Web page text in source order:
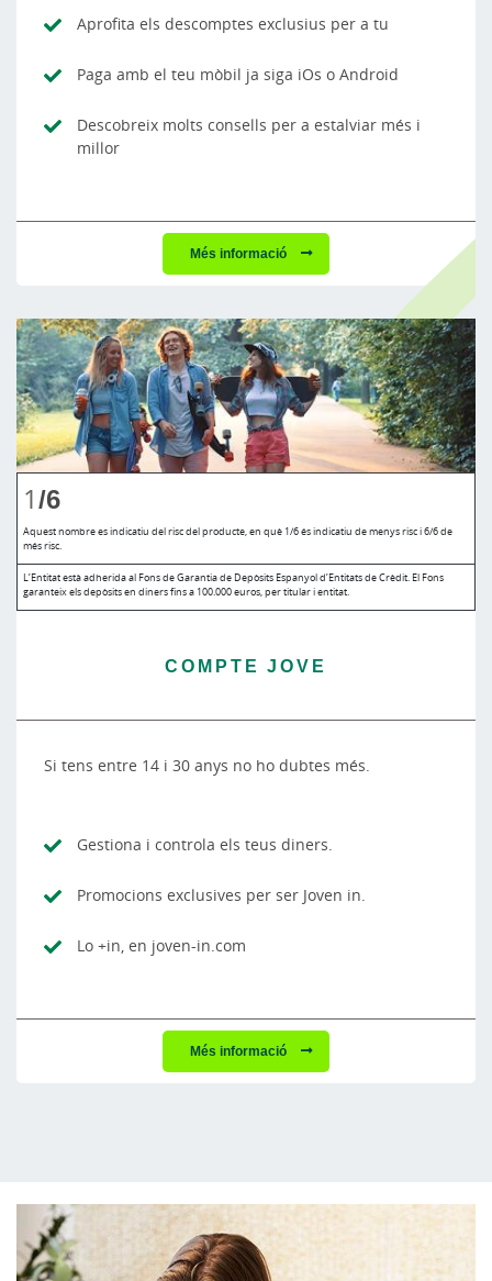
Aprofita els descomptes exclusius per a tu
Paga amb el teu mòbil ja siga iOs o Android
Descobreix molts consells per a estalviar més i
millor
Més informació
1/6
Aquest nombre es indicatiu del risc del producte, en què 1/6 és indicatiu de menys risc i 6/6 de
més risc.
L’Entitat està adherida al Fons de Garantia de Depòsits Espanyol d’Entitats de Crèdit. El Fons
garanteix els depòsits en diners fins a 100.000 euros, per titular i entitat.
COMPTE JOVE
Si tens entre 14 i 30 anys no ho dubtes més.
Gestiona i controla els teus diners.
Promocions exclusives per ser Joven in.
Lo +in, en joven-in.com
Més informació